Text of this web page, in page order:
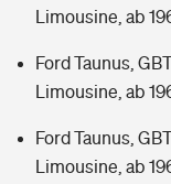
Limousine, ab
Ford Taunus,
Limousine, ab
Ford Taunus,
Limousine, ab